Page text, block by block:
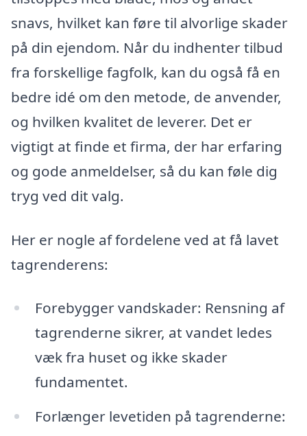
snavs, hvilket kan føre til alvorlige skader
på din ejendom. Når du indhenter tilbud
fra forskellige fagfolk, kan du også få en
bedre idé om den metode, de anvender,
og hvilken kvalitet de leverer. Det er
vigtigt at finde et firma, der har erfaring
og gode anmeldelser, så du kan føle dig
tryg ved dit valg.
Her er nogle af fordelene ved at få lavet
tagrenderens:
Forebygger vandskader: Rensning af
tagrenderne sikrer, at vandet ledes
væk fra huset og ikke skader
fundamentet.
Forlænger levetiden på tagrenderne: